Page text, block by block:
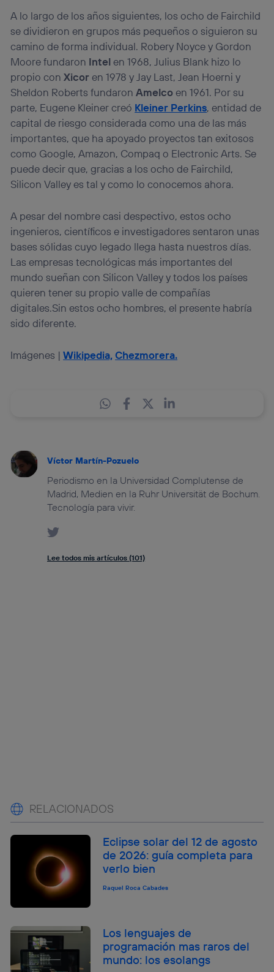
A lo largo de los años siguientes, los ocho de Fairchild
se dividieron en grupos más pequeños o siguieron su
camino de forma individual. Robery Noyce y Gordon
Moore fundaron Intelen 1968, Julius Blank hizo lo
propio conXicoren 1978 y Jay Last, Jean Hoerni y
Sheldon Roberts fundaronAmelcoen 1961. Por su
parte, Eugene Kleiner creó Kleiner Perkins, entidad de
capital de riesgo considerada como una de las más
importantes, que ha apoyado proyectos tan exitosos
como Google, Amazon, Compaq o Electronic Arts. Se
puede decir que, gracias a los ocho de Fairchild,
Silicon Valley es tal y como lo conocemos ahora.
A pesar del nombre casi despectivo, estos ocho
ingenieros, científicos e investigadores sentaron unas
bases sólidas cuyo legado llega hasta nuestros días.
Las empresas tecnológicas más importantes del
mundo sueñan con Silicon Valley y todos los países
quieren tener su propio valle de compañías
digitales.Sin estos ocho hombres, el presente habría
sido diferente.
Imágenes |Wikipedia,Chezmorera.
Víctor Martín-Pozuelo
Periodismo en la Universidad Complutense de
Madrid, Medien en la Ruhr Universität de Bochum.
Tecnología para vivir.
Lee todos mis artículos (101)
RELACIONADOS
Eclipse solar del 12 de agosto
de 2026: guía completa para
verlo bien
Raquel Roca Cabades
Los lenguajes de
programación mas raros del
mundo: los esolangs